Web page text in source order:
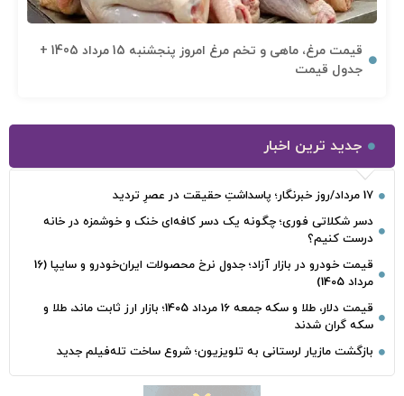
قیمت مرغ، ماهی و تخم مرغ امروز پنجشنبه 15 مرداد 1405 +
جدول قیمت
جدید ترین اخبار
17 مرداد/روز خبرنگار؛ پاسداشتِ حقیقت در عصرِ تردید
دسر شکلاتی فوری؛ چگونه یک دسر کافه‌ای خنک و خوشمزه در خانه
درست کنیم؟
قیمت خودرو در بازار آزاد؛ جدول نرخ محصولات ایران‌خودرو و سایپا (16
مرداد 1405)
قیمت دلار، طلا و سکه جمعه 16 مرداد 1405؛ بازار ارز ثابت ماند، طلا و
سکه گران شدند
بازگشت مازیار لرستانی به تلویزیون؛ شروع ساخت تله‌فیلم جدید